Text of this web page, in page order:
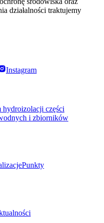
działalności traktujemy
Instagram
hydroizolacji części
i zbiorników
Punkty